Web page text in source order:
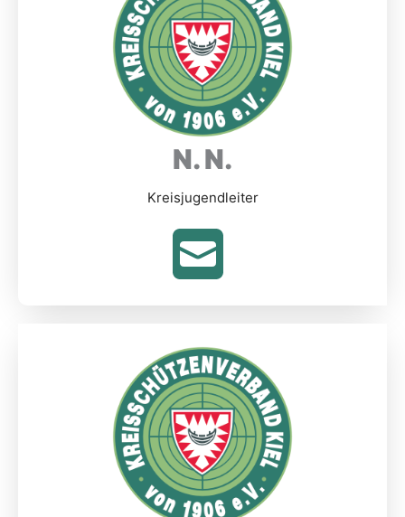
N. N.
Kreisjugendleiter